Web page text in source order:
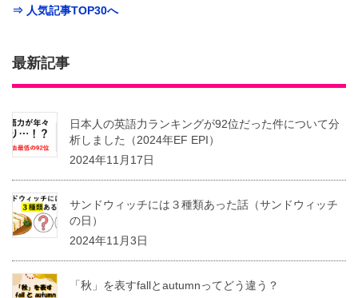
⇒ 人気記事TOP30へ
最新記事
日本人の英語力ランキングが92位だった件について分
析しました（2024年EF EPI）
2024年11月17日
サンドウィッチには３種類あった話（サンドウィッチ
の日）
2024年11月3日
「秋」を表すfallとautumnってどう違う？